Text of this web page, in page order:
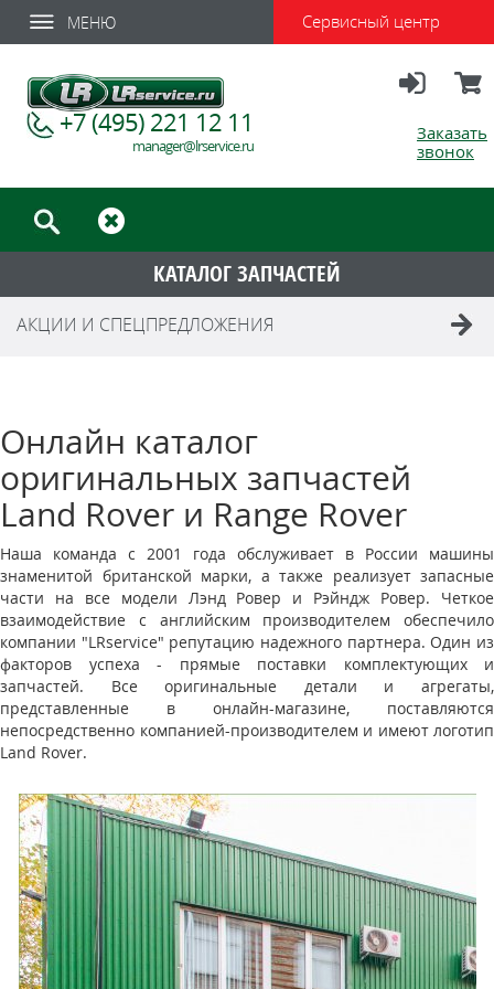
МЕНЮ Сервисный центр
Заказать
звонок
+7 (495) 221 12 11
manager@lrservice.ru
КАТАЛОГ ЗАПЧАСТЕЙ
АКЦИИ И СПЕЦПРЕДЛОЖЕНИЯ
Онлайн каталог
оригинальных запчастей
Land Rover и Range Rover
Наша команда с 2001 года обслуживает в России машины
знаменитой британской марки, а также реализует запасные
части на все модели Лэнд Ровер и Рэйндж Ровер. Четкое
взаимодействие с английским производителем обеспечило
компании "LRservice" репутацию надежного партнера. Один из
факторов успеха - прямые поставки комплектующих и
запчастей. Все оригинальные детали и агрегаты,
представленные в онлайн-магазине, поставляются
непосредственно компанией-производителем и имеют логотип
Land Rover.